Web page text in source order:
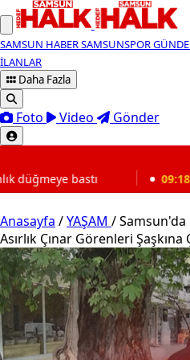
SAMSUN HABERSAMSUNSPOR
İLANLAR
Daha Fazla
Foto Video Gönder
09:18 'Çerçeve yasa'
Anasayfa /YAŞAM /Samsun'da
Asırlık Çınar Görenleri